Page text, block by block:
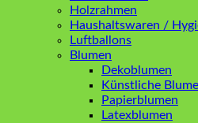
Holzrahmen
Haushaltswaren /
Luftballons
Blumen
Dekoblumen
Künstliche
Papierblumen
Latexblumen